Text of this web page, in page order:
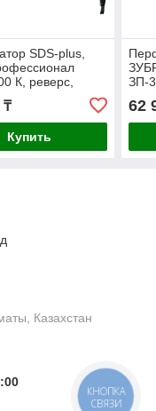
SDS-plus,
К, реверс,
3.3 Дж, 0-1000
₸
Купить
ЗП-
Дж,
62
Казахстан
КНОПКА
СВЯЗИ